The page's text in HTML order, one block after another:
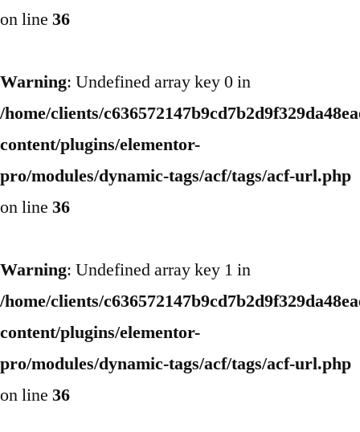
on line 36
Warning: Undefined array key 0 in
/home/clients/
content/plugins/elementor-
pro/modules/dynamic-tags/acf/tags/acf-url.php
on line 36
Warning: Undefined array key 1 in
/home/clients/
content/plugins/elementor-
pro/modules/dynamic-tags/acf/tags/acf-url.php
on line 36